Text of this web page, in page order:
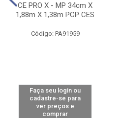
CE PRO X - MP 34cm X
1,88m X 1,38m PCP CES
Código: PA91959
Faça seu login ou
cadastre-se para
ver preços e
comprar